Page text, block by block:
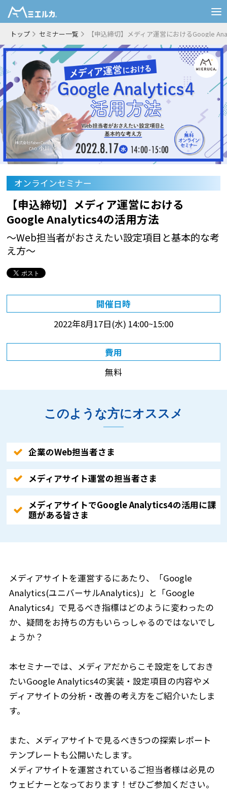
トップ セミナー一覧 【申込締切】メディア運営におけるGoogle
オンラインセミナー
【申込締切】メディア運営における
Google Analytics4の活用方法
～Web担当者がおさえたい設定項目と基本的な考
え方～
開催日時
2022年8月17日(水) 14:00~15:00
費用
無料
このような方にオススメ
企業のWeb担当者さま
メディアサイト運営の担当者さま
メディアサイトでGoogle Analytics4の活用に課
題がある皆さま
メディアサイトを運営するにあたり、「Google
Analytics(ユニバーサルAnalytics)」と「Google
Analytics4」で見るべき指標はどのように変わったの
か、疑問をお持ちの方もいらっしゃるのではないでし
ょうか？
本セミナーでは、メディアだからこそ設定をしておき
たいGoogle Analytics4の実装・設定項目の内容やメ
ディアサイトの分析・改善の考え方をご紹介いたしま
す。
また、メディアサイトで見るべき5つの探索レポート
テンプレートも公開いたします。
メディアサイトを運営されているご担当者様は必見の
ウェビナーとなっております！ぜひご参加ください。